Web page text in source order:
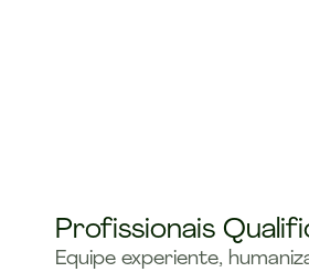
Profissionais
Equipe experiente,